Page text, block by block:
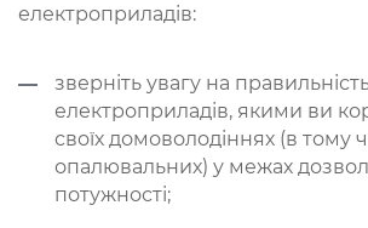
електроприладів:
зверніть увагу на
електроприладів, якими ви
своїх домоволодіннях (в тому
опалювальних) у межах
потужності;